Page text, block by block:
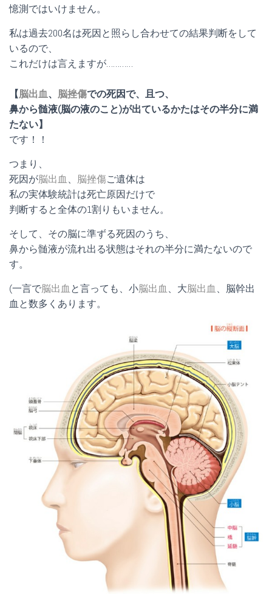
憶測ではいけません。
私は過去200名は死因と照らし合わせての結果判断をして
いるので、
これだけは言えますが…………
【脳出血、 脳挫傷での死因で、且つ、
鼻から髄液(脳の液のこと)が出ているかたはその半分に満
たない】
です！！
つまり、
死因が脳出血 、 脳挫傷ご遺体は
私の実体験統計は死亡原因だけで
判断すると全体の1割りもいません。
そして、その脳に準ずる死因のうち、
鼻から髄液が流れ出る状態はそれの半分に満たないので
す。
(一言で脳出血 と言っても、小脳出血 、大脳出血 、脳幹出
血と数多くあります。